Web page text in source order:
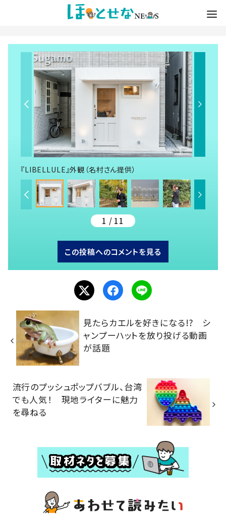
『LIBELLULE』外観（名村さん提供）
1 / 11
この投稿へのコメントを見る
見たらカエルを好きになる!? シ
ャンプーハットを放り投げる動画
が話題
流行のプッシュポップバブル、台湾
でも人気！ 現地ライターに魅力
を尋ねる